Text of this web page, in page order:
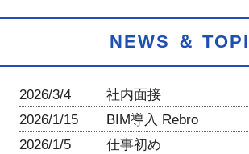
NEWS ＆
2026/3/4
社内面接
2026/1/15
BIM導入 Rebro
2026/1/5
仕事初め